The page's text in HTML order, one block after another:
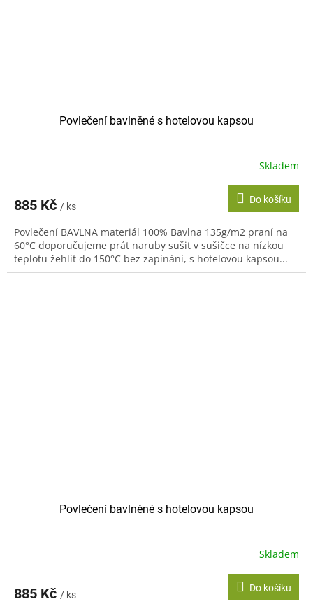
Povlečení bavlněné s hotelovou kapsou
Skladem
885 Kč / ks
Do košíku
Povlečení BAVLNA materiál 100% Bavlna 135g/m2 praní na
60°C doporučujeme prát naruby sušit v sušičce na nízkou
teplotu žehlit do 150°C bez zapínání, s hotelovou kapsou...
Povlečení bavlněné s hotelovou kapsou
Skladem
885 Kč / ks
Do košíku